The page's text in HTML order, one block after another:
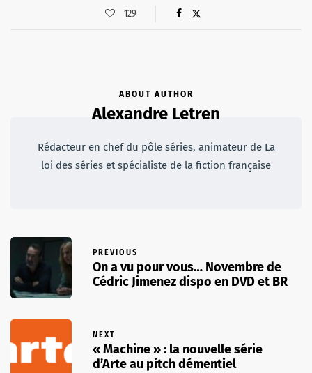
129
ABOUT AUTHOR
Alexandre Letren
Rédacteur en chef du pôle séries, animateur de La
loi des séries et spécialiste de la fiction française
PREVIOUS
On a vu pour vous… Novembre de
Cédric Jimenez dispo en DVD et BR
NEXT
« Machine » : la nouvelle série
d’Arte au pitch démentiel